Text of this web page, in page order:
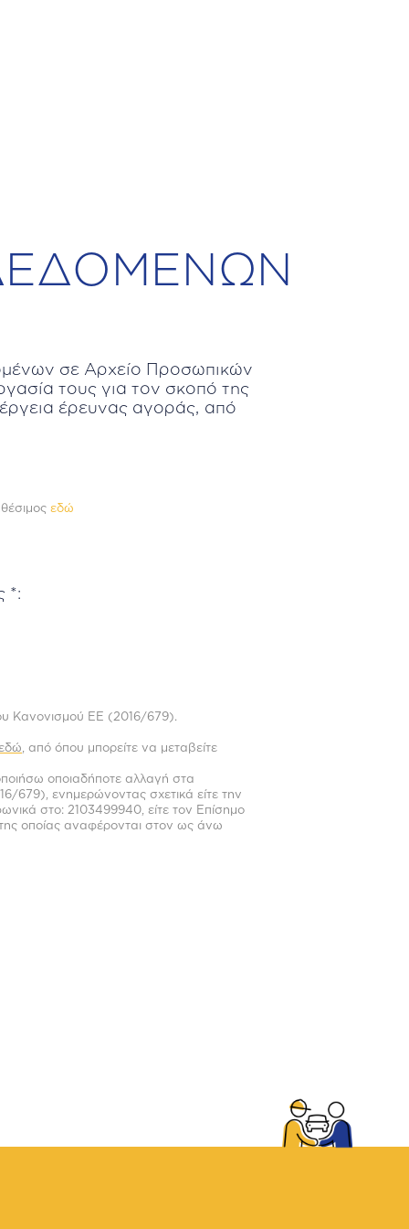
σε Αρχείο Προσωπικών
τους για τον σκοπό της
έρευνας αγοράς, από
εδώ
*:
Κανονισμού ΕΕ (2016/679).
εδώ , από όπου μπορείτε να μεταβείτε
οποιαδήποτε αλλαγή στα
679), ενημερώνοντας σχετικά είτε την
στο: 2103499940, είτε τον Επίσημο
της οποίας αναφέρονται στον ως άνω